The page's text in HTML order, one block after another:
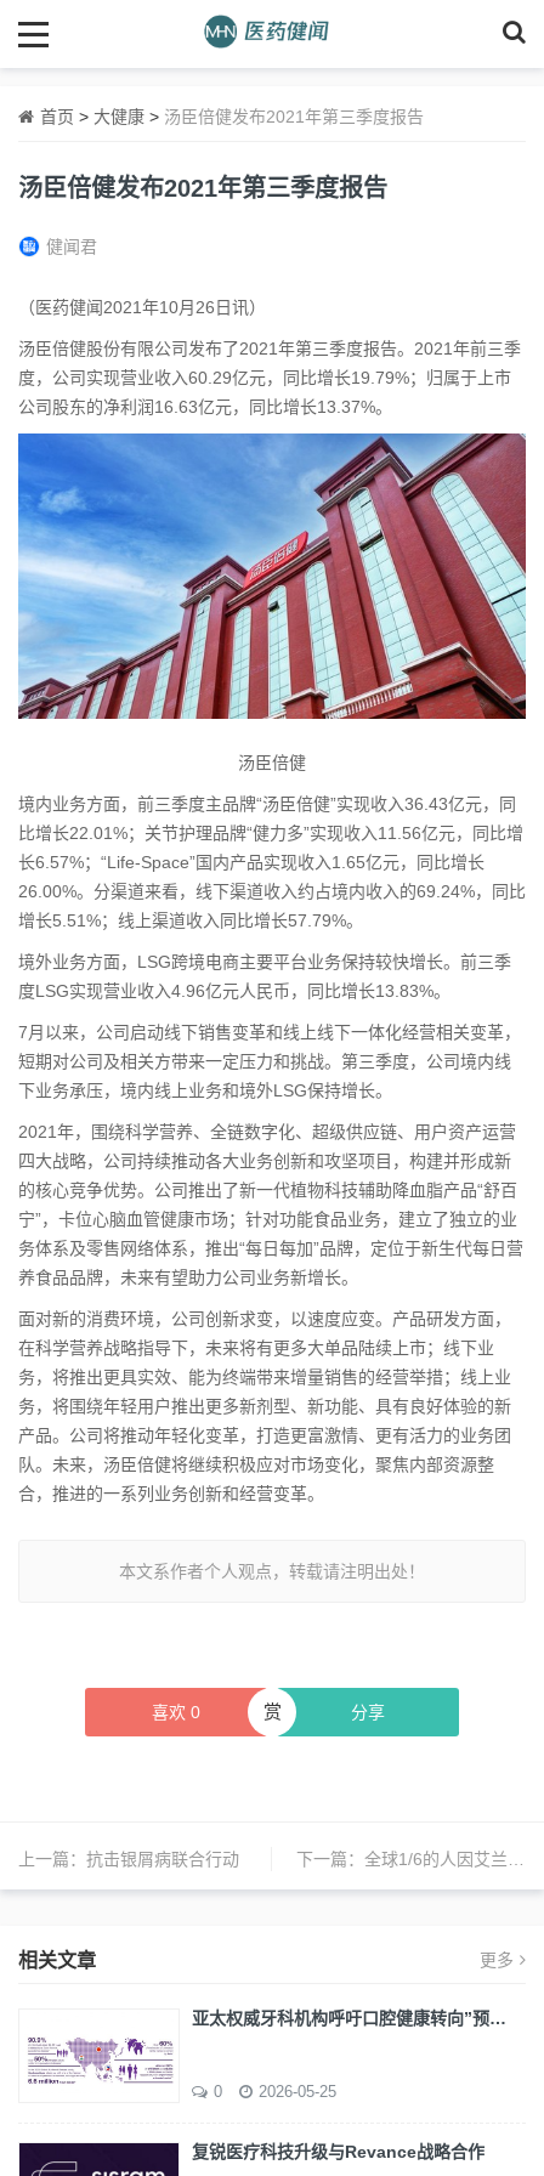
首页 > 大健康 > 汤臣倍健发布2021年第三季度报告
汤臣倍健发布2021年第三季度报告
健闻君
（医药健闻2021年10月26日讯）
汤臣倍健股份有限公司发布了2021年第三季度报告。2021年前三季
度，公司实现营业收入60.29亿元，同比增长19.79%；归属于上市
公司股东的净利润16.63亿元，同比增长13.37%。
汤臣倍健
境内业务方面，前三季度主品牌“汤臣倍健”实现收入36.43亿元，同
比增长22.01%；关节护理品牌“健力多”实现收入11.56亿元，同比增
长6.57%；“Life-Space”国内产品实现收入1.65亿元，同比增长
26.00%。分渠道来看，线下渠道收入约占境内收入的69.24%，同比
增长5.51%；线上渠道收入同比增长57.79%。
境外业务方面，LSG跨境电商主要平台业务保持较快增长。前三季
度LSG实现营业收入4.96亿元人民币，同比增长13.83%。
7月以来，公司启动线下销售变革和线上线下一体化经营相关变革，
短期对公司及相关方带来一定压力和挑战。第三季度，公司境内线
下业务承压，境内线上业务和境外LSG保持增长。
2021年，围绕科学营养、全链数字化、超级供应链、用户资产运营
四大战略，公司持续推动各大业务创新和攻坚项目，构建并形成新
的核心竞争优势。公司推出了新一代植物科技辅助降血脂产品“舒百
宁”，卡位心脑血管健康市场；针对功能食品业务，建立了独立的业
务体系及零售网络体系，推出“每日每加”品牌，定位于新生代每日营
养食品品牌，未来有望助力公司业务新增长。
面对新的消费环境，公司创新求变，以速度应变。产品研发方面，
在科学营养战略指导下，未来将有更多大单品陆续上市；线下业
务，将推出更具实效、能为终端带来增量销售的经营举措；线上业
务，将围绕年轻用户推出更多新剂型、新功能、具有良好体验的新
产品。公司将推动年轻化变革，打造更富激情、更有活力的业务团
队。 未来，汤臣倍健将继续积极应对市场变化，聚焦内部资源整
合，推进的一系列业务创新和经营变革。
本文系作者个人观点，转载请注明出处！
喜欢 0 分享
赏
上一篇： 抗击银屑病联合行动 下一篇： 全球1/6的人因艾兰综合征在阅读方面存在困难
相关文章 更多
亚太权威牙科机构呼吁口腔健康转向”预…
0 2026-05-25
复锐医疗科技升级与Revance战略合作